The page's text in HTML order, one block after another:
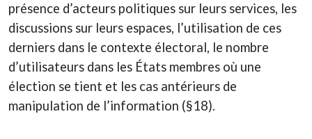
présence d’acteurs politiques sur leurs services, les
discussions sur leurs espaces, l’utilisation de ces
derniers dans le contexte électoral, le nombre
d’utilisateurs dans les États membres où une
élection se tient et les cas antérieurs de
manipulation de l’information (§18).